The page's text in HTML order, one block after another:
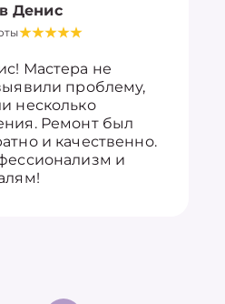
Денис
Мастера не
проблему,
несколько
Ремонт был
и качественно.
и